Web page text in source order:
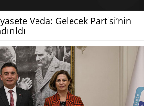
Veda: Gelecek Partisi’nin